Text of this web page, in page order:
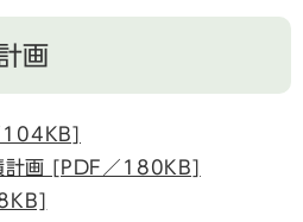
画
104KB]
計画 [PDF／180KB]